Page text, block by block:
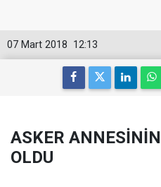
12:13
07 Mart 2018
ASKER
OLDU